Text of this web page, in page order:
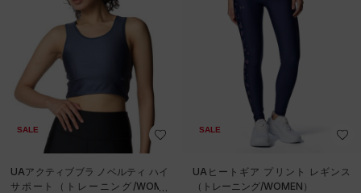
SALE
UAアクティブブラ ノベルティ ハイ
サポート（トレーニング/WOME
SALE
UAヒートギア プリント レギンス
（トレーニング/WOMEN）